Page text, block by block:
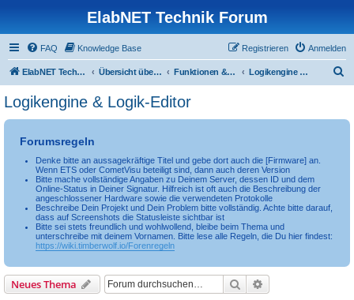
ElabNET Technik Forum
FAQ Knowledge Base Anmelden
Registrieren
ElabNET Technik Forum Übersicht über forum.timberwolf.io Funktionen & Leistungsmerkmale Logikengine & Logik-Editor
Logikengine & Logik-Editor
Forumsregeln
Denke bitte an aussagekräftige Titel und gebe dort auch die [Firmware] an.
Wenn ETS oder CometVisu beteiligt sind, dann auch deren Version
Bitte mache vollständige Angaben zu Deinem Server, dessen ID und dem
Online-Status in Deiner Signatur. Hilfreich ist oft auch die Beschreibung der
angeschlossener Hardware sowie die verwendeten Protokolle
Beschreibe Dein Projekt und Dein Problem bitte vollständig. Achte bitte darauf,
dass auf Screenshots die Statusleiste sichtbar ist
Bitte sei stets freundlich und wohlwollend, bleibe beim Thema und
unterschreibe mit deinem Vornamen. Bitte lese alle Regeln, die Du hier findest:
https://wiki.timberwolf.io/Forenregeln
Neues Thema Suche